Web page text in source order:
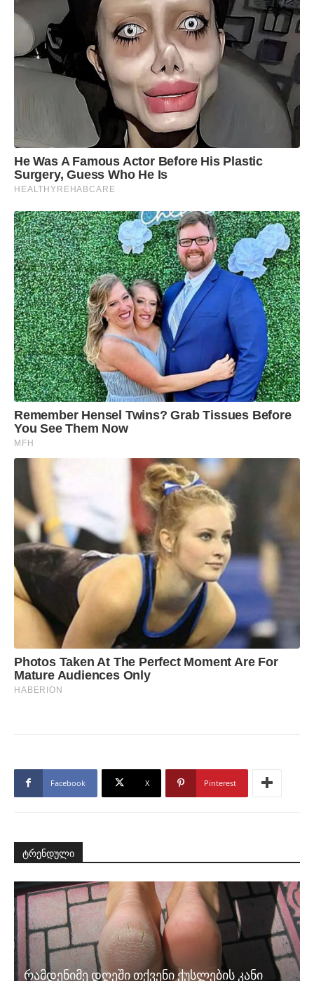
Facebook X Pinterest
ტრენდული
რამდენიმე დღეში თქვენი ქუსლების კანი